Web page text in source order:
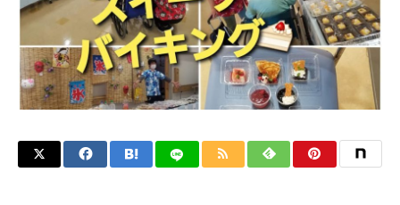
アクセス
お問い合わせ